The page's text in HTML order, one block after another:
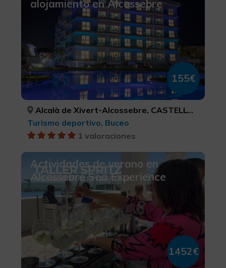
alojamiento en Alcossebre
155€
Alcalà de Xivert-Alcossebre, CASTELLÓ/CASTELLÓN
Turismo deportivo, Buceo
1 valoraciones
Actividades de verano en
Alcossebre Sea Experience
1452€